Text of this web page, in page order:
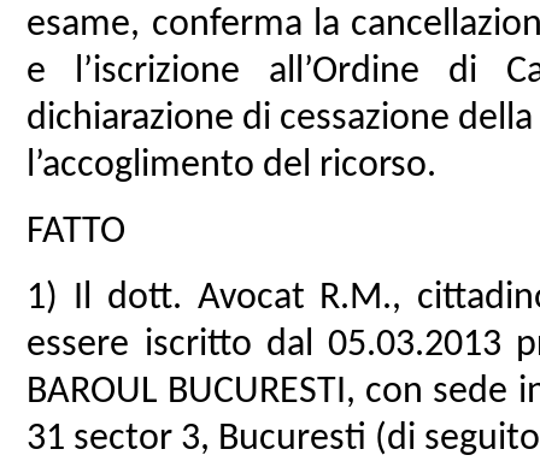
esame, conferma la
e l’iscrizione all’Ordine di
dichiarazione di cessazione
l’accoglimento del ricorso.
FATTO
1) Il dott. Avocat R.M.,
essere iscritto dal 05.03.2013
BAROUL BUCURESTI, con sede
31 sector 3, Bucuresti (di